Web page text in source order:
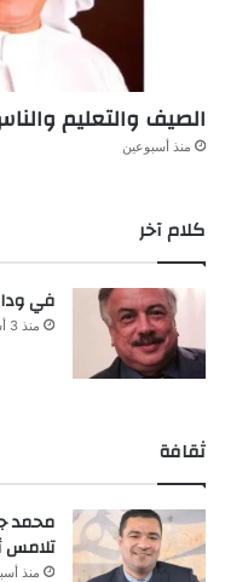
الصيف والتعليم
منذ أسبوعين
كلام آخر
في
منذ 3 أسابيع
ثقافة
محمد
تلامس
منذ